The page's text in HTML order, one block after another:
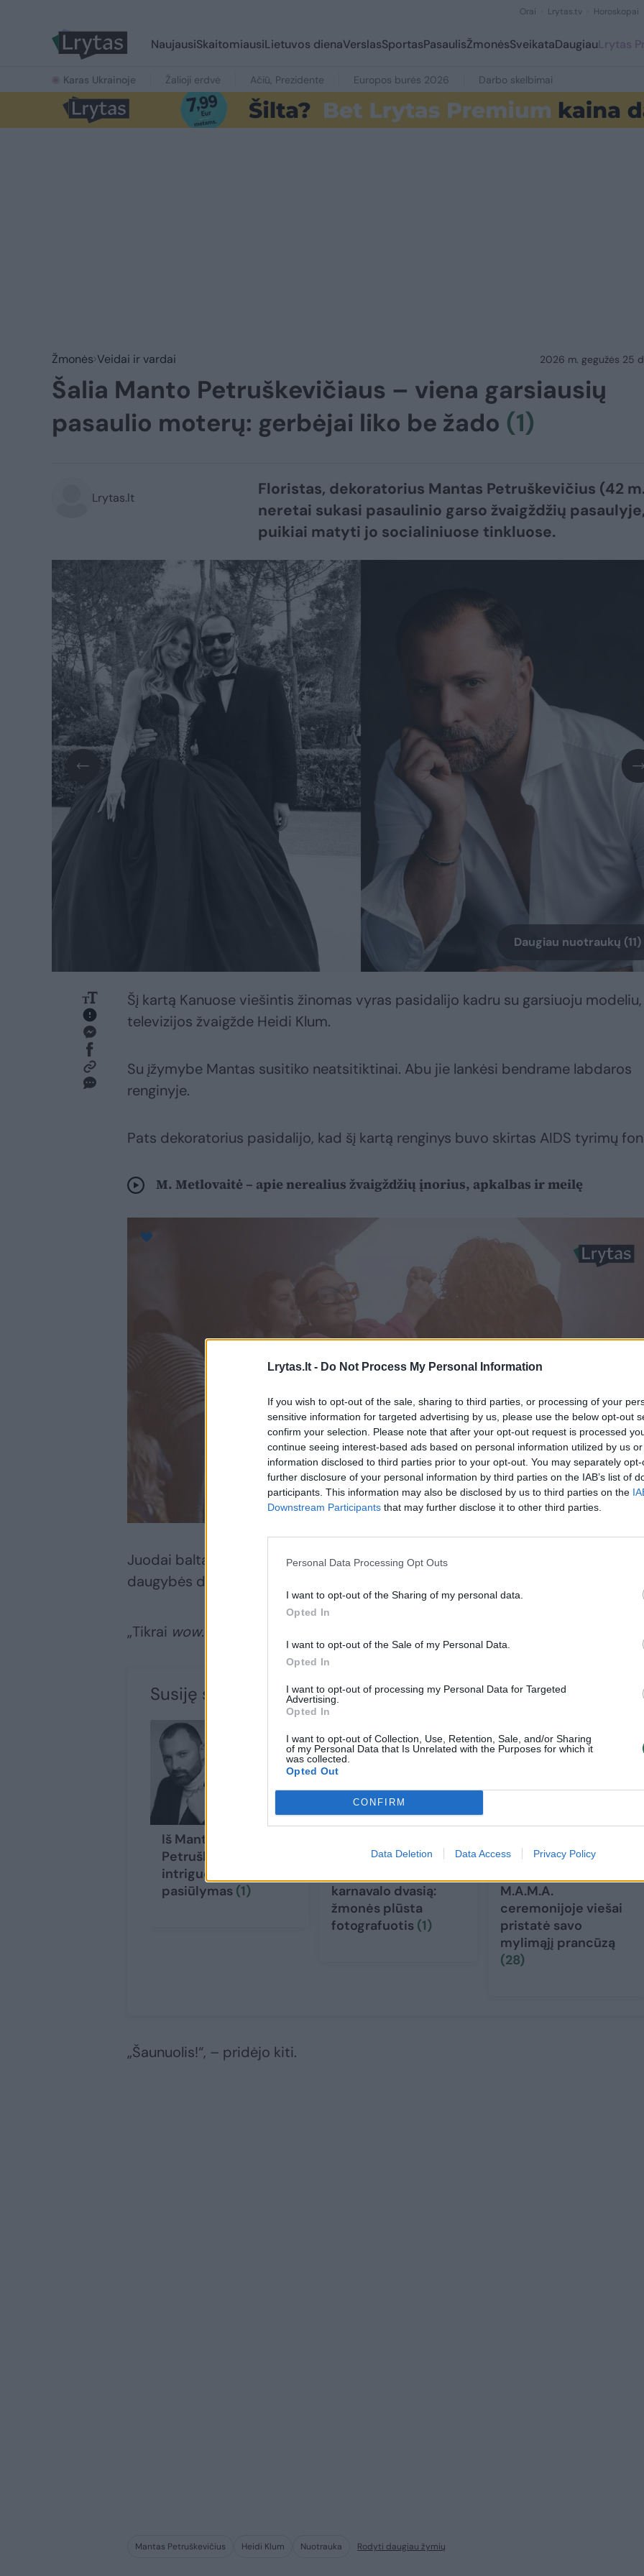
Lrytas.lt - Do Not Process My Personal Information
If you wish to opt-out of the sale, sharing to third parties, or processing of your
sensitive information for targeted advertising by us, please use the below opt-out
confirm your selection. Please note that after your opt-out request is processed
continue seeing interest-based ads based on personal information utilized by us
information disclosed to third parties prior to your opt-out. You may separately
further disclosure of your personal information by third parties on the IAB’s list of
participants. This information may also be disclosed by us to third parties on the
Downstream Participants that may further disclose it to other third parties.
Personal Data Processing Opt Outs
I want to opt-out of the Sharing of my personal data.
Opted In
I want to opt-out of the Sale of my Personal Data.
Opted In
I want to opt-out of processing my Personal Data for Targeted
Advertising.
Opted In
I want to opt-out of Collection, Use, Retention, Sale, and/or Sharing
of my Personal Data that Is Unrelated with the Purposes for which it
was collected.
Opted Out
CONFIRM
Data Deletion Data Access Privacy Policy
Orai Lrytas.tv Horoskopai
NaujausiSkaitomiausiLietuvos dienaVerslasSportasPasaulisŽmonėsSveikataDaugiauLrytas
Karas Ukrainoje Žalioji erdvė Ačiū, Prezidente Europos burės 2026 Darbo skelbimai
Žmonės Veidai ir vardai 2026 m. gegužės 25
Šalia Manto Petruškevičiaus – viena garsiausių
pasaulio moterų: gerbėjai liko be žado (1)
Lrytas.lt
Floristas, dekoratorius Mantas Petruškevičius (42
neretai sukasi pasaulinio garso žvaigždžių
puikiai matyti jo socialiniuose tinkluose.
Daugiau nuotraukų (11)
Šį kartą Kanuose viešintis žinomas vyras pasidalijo kadru su garsiuoju modeliu,
televizijos žvaigžde Heidi Klum.
Su įžymybe Mantas susitiko neatsitiktinai. Abu jie lankėsi bendrame labdaros
renginyje.
Pats dekoratorius pasidalijo, kad šį kartą renginys buvo skirtas AIDS tyrimų
M. Metlovaitė – apie nerealius žvaigždžių įnorius, apkalbas ir meilę
Juodai balta jo ir Holivudo žvaigždės nuotrauka socialiniuose tinkluose sulaukė
daugybės dėmesio.
„Tikrai wow. Nuostabu“, – rašė viena sekėja.
Susiję straipsniai
Iš Manto
Petruškevičiaus –
intriguojantis
pasiūlymas (1)
Vilniuje sukūrė
karnavalo dvasią:
žmonės plūsta
fotografuotis (1)
Mantas
M.A.M.A.
ceremonijoje viešai
pristatė savo
mylimąjį prancūzą
(28)
„Šaunuolis!“, – pridėjo kiti.
Mantas Petruškevičius Heidi Klum Nuotrauka Rodyti daugiau žymių